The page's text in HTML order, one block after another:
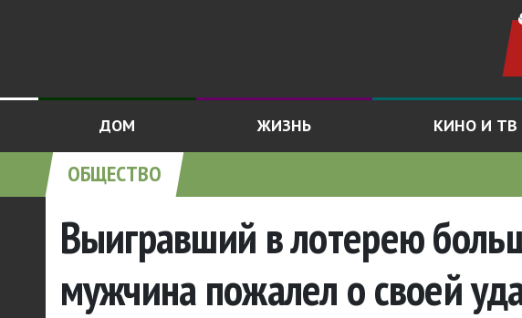
ДОМ ЖИЗНЬ КИНО И ТВ
ОБЩЕСТВО
Выигравший в лотерею
мужчина пожалел о своей